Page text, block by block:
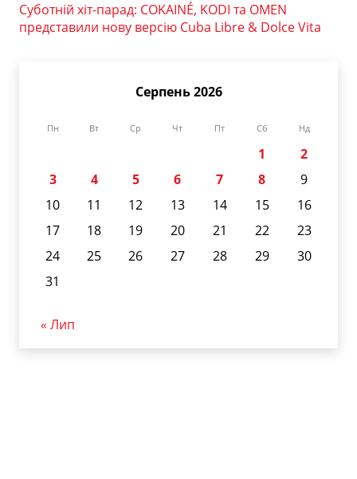
Суботній хіт-парад: COKAINÉ, KODI та OMEN
представили нову версію Cuba Libre & Dolce Vita
Серпень 2026
Пн Вт Ср Чт Пт Сб Нд
1
2
3
4 5 6 7 8
9
10
11 12 13 14 15
16
17
18 19 20 21 22
23
24
25 26 27 28 29
30
31
« Лип